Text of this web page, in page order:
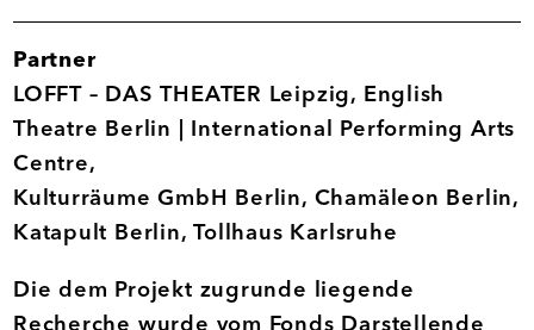
Partner
LOFFT – DAS THEATER Leipzig, English
Theatre Berlin | International Performing Arts
Centre,
Kulturräume GmbH Berlin, Chamäleon Berlin,
Katapult Berlin, Tollhaus Karlsruhe
Die dem Projekt zugrunde liegende
Recherche wurde vom Fonds Darstellende